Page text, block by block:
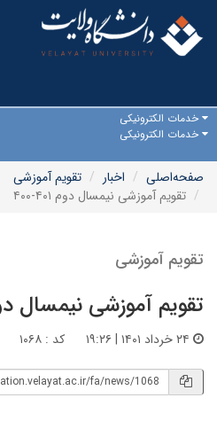
خدمات الکترونیکی
خدمات الکترونیکی
صفحه‌اصلی
اخبار
تقویم آموزشی
تقویم آموزشی نیمسال دوم ۴۰۱-۴۰۰
تقویم آموزشی
تقویم آموزشی نیمسال دوم
کد : ۱۰۶۸